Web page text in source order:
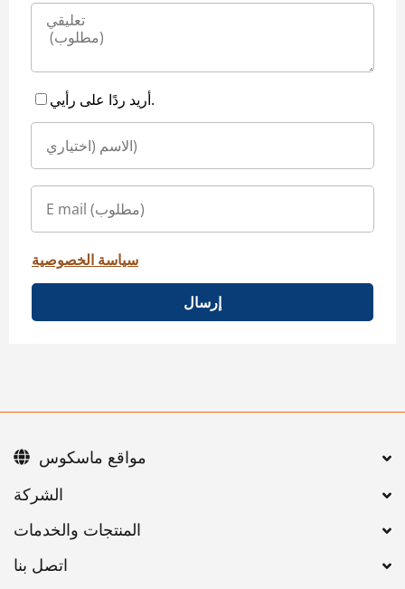
أريد ردًا على رأيي.
سياسة الخصوصية
إرسال
اتصل بنا
مواقع ماسكوس